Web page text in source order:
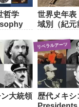
哲学
世界史年
域別（紀元
大統領
リベラルアーツ
歴代メキシ